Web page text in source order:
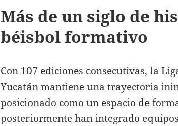
Más de un siglo de
béisbol formativo
Con 107 ediciones consecutivas, la
Yucatán mantiene una trayectoria
posicionado como un espacio de
posteriormente han integrado